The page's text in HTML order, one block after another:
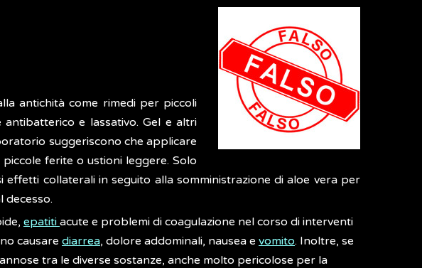
antichità come rimedi per piccoli
e lassativo. Gel e altri
suggeriscono che applicare
ferite o ustioni leggere. Solo
collaterali in seguito alla somministrazione di aloe vera per
decesso.
epatiti acute e problemi di coagulazione nel corso di interventi
causare diarrea, dolore addominali, nausea e vomito. Inoltre, se
tra le diverse sostanze, anche molto pericolose per la